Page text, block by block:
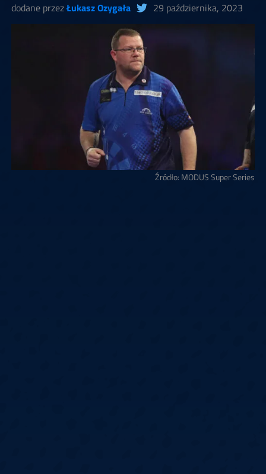
dodane przezŁukasz Ozygała 29 października, 2023
Źródło: MODUS Super Series